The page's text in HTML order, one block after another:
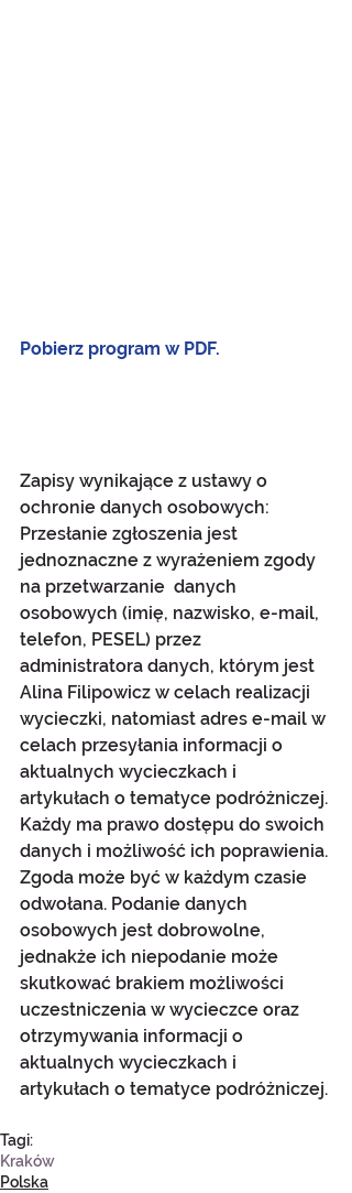
Pobierz program w PDF.
Zapisy wynikające z ustawy o
ochronie danych osobowych:
Przesłanie zgłoszenia jest
jednoznaczne z wyrażeniem zgody
na przetwarzanie  danych
osobowych (imię, nazwisko, e-mail,
telefon, PESEL) przez
administratora danych, którym jest
Alina Filipowicz w celach realizacji
wycieczki, natomiast adres e-mail w
celach przesyłania informacji o
aktualnych wycieczkach i
artykułach o tematyce podróżniczej.
Każdy ma prawo dostępu do swoich
danych i możliwość ich poprawienia.
Zgoda może być w każdym czasie
odwołana. Podanie danych
osobowych jest dobrowolne,
jednakże ich niepodanie może
skutkować brakiem możliwości
uczestniczenia w wycieczce oraz
otrzymywania informacji o
aktualnych wycieczkach i
artykułach o tematyce podróżniczej.
Tagi:
Kraków
Polska